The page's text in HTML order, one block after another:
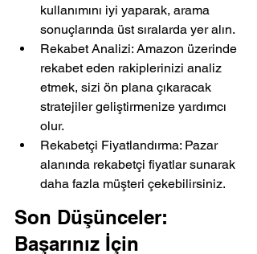
kullanımını iyi yaparak, arama
sonuçlarında üst sıralarda yer alın.
Rekabet Analizi: Amazon üzerinde
rekabet eden rakiplerinizi analiz
etmek, sizi ön plana çıkaracak
stratejiler geliştirmenize yardımcı
olur.
Rekabetçi Fiyatlandırma: Pazar
alanında rekabetçi fiyatlar sunarak
daha fazla müşteri çekebilirsiniz.
Son Düşünceler:
Başarınız İçin